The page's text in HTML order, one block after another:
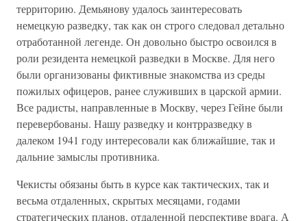
территорию. Демьянову удалось заинтересовать
немецкую разведку, так как он строго следовал детально
отработанной легенде. Он довольно быстро освоился в
роли резидента немецкой разведки в Москве. Для него
были организованы фиктивные знакомства из среды
пожилых офицеров, ранее служивших в царской армии.
Все радисты, направленные в Москву, через Гейне были
перевербованы. Нашу разведку и контрразведку в
далеком 1941 году интересовали как ближайшие, так и
дальние замыслы противника.
Чекисты обязаны быть в курсе как тактических, так и
весьма отдаленных, скрытых месяцами, годами
стратегических планов, отдаленной перспективе врага. А